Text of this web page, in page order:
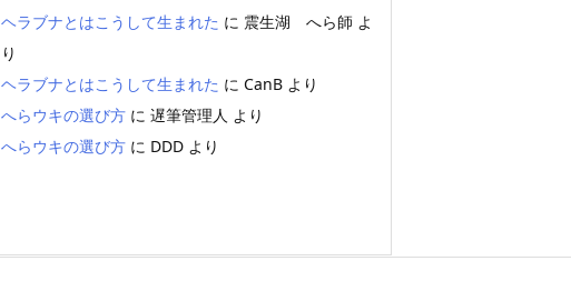
ヘラブナとはこうして生まれた に 震生湖 へら師 よ
り
ヘラブナとはこうして生まれた に CanB より
へらウキの選び方 に 遅筆管理人 より
へらウキの選び方 に DDD より